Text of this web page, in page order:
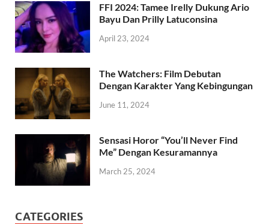
FFI 2024: Tamee Irelly Dukung Ario
Bayu Dan Prilly Latuconsina
April 23, 2024
The Watchers: Film Debutan
Dengan Karakter Yang Kebingungan
June 11, 2024
Sensasi Horor “You’ll Never Find
Me” Dengan Kesuramannya
March 25, 2024
CATEGORIES